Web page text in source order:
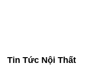
Tin Tức Nội Thất